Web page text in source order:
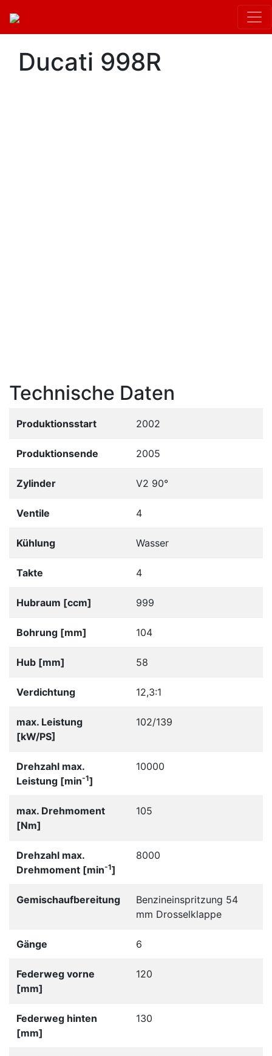
Ducati 998R
Technische Daten
Produktionsstart 2002
Produktionsende 2005
Zylinder V2 90°
Ventile 4
Kühlung Wasser
Takte 4
Hubraum [ccm] 999
Bohrung [mm] 104
Hub [mm] 58
Verdichtung 12,3:1
max. Leistung
[kW/PS]
102/139
Drehzahl max.
Leistung [min-1]
10000
max. Drehmoment
[Nm]
105
Drehzahl max.
Drehmoment [min-1]
8000
Gemischaufbereitung
Benzineinspritzung 54
mm Drosselklappe
Gänge 6
Federweg vorne
[mm]
120
Federweg hinten
[mm]
130